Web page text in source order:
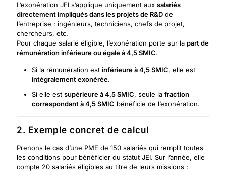
L’exonération JEI s’applique uniquement aux salariés
directement impliqués dans les projets de R&D de
l’entreprise : ingénieurs, techniciens, chefs de projet,
chercheurs, etc.
Pour chaque salarié éligible, l’exonération porte sur la part de
rémunération inférieure ou égale à 4,5 SMIC.
Si la rémunération est inférieure à 4,5 SMIC, elle est
intégralement exonérée.
Si elle est supérieure à 4,5 SMIC, seule la fraction
correspondant à 4,5 SMIC bénéficie de l’exonération.
2. Exemple concret de calcul
Prenons le cas d’une PME de 150 salariés qui remplit toutes
les conditions pour bénéficier du statut JEI. Sur l’année, elle
compte 20 salariés éligibles au titre de leurs missions :